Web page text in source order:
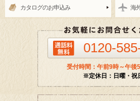
カタログのお申込み 海
0120-
受付時間：午前9時～午後
※定休日：日曜・祝